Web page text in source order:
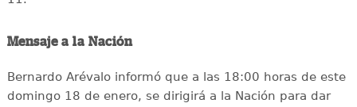
Mensaje a la Nación
Bernardo Arévalo informó que a las 18:00 horas de este
domingo 18 de enero, se dirigirá a la Nación para dar